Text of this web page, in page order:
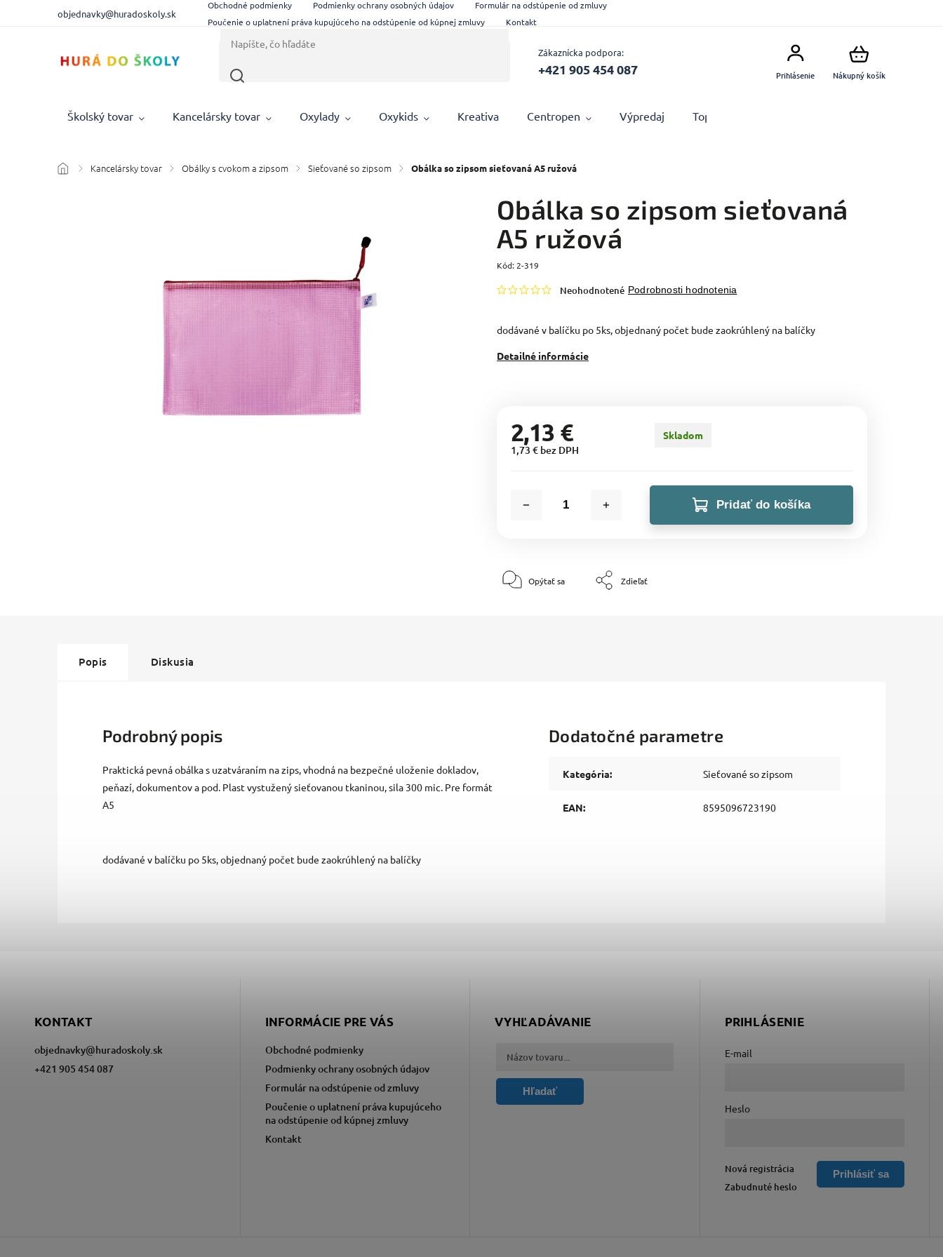
objednavky@huradoskoly.sk
Obchodné podmienky Podmienky ochrany osobných údajov
Formulár na odstúpenie od zmluvy
Poučenie o uplatnení práva kupujúceho na odstúpenie od kúpnej zmluvy
Kontakt
Zákaznícka podpora:
+421 905 454 087 Nákupný košík
Prihlásenie
Školský tovar Kancelársky tovar Oxylady Oxykids Kreativa Centropen Výpredaj Top produkty
/ Kancelársky tovar / Obálky s cvokom a zipsom / Sieťované so zipsom / Obálka so zipsom sieťovaná A5 ružová
Obálka so zipsom sieťovaná
A5 ružová
Kód: 2-319
Neohodnotené Podrobnosti hodnotenia
dodávané v balíčku po 5ks, objednaný počet bude zaokrúhlený na balíčky
Detailné informácie
2,13 €
1,73 € bez DPH
Skladom
Pridať do košíka
Opýtať sa Zdieľať
Popis Diskusia
Podrobný popis
Praktická pevná obálka s uzatváraním na zips, vhodná na bezpečné uloženie dokladov,
peňazí, dokumentov a pod. Plast vystužený sieťovanou tkaninou, sila 300 mic. Pre formát
A5
dodávané v balíčku po 5ks, objednaný počet bude zaokrúhlený na balíčky
Dodatočné parametre
Kategória: Sieťované so zipsom
EAN: 8595096723190
KONTAKT
objednavky@huradoskoly.sk
+421 905 454 087
INFORMÁCIE PRE VÁS
Obchodné podmienky
Podmienky ochrany osobných údajov
Formulár na odstúpenie od zmluvy
Poučenie o uplatnení práva kupujúceho
na odstúpenie od kúpnej zmluvy
Kontakt
VYHĽADÁVANIE
Hľadať
PRIHLÁSENIE
E-mail
Heslo
Prihlásiť sa
Nová registrácia
Zabudnuté heslo